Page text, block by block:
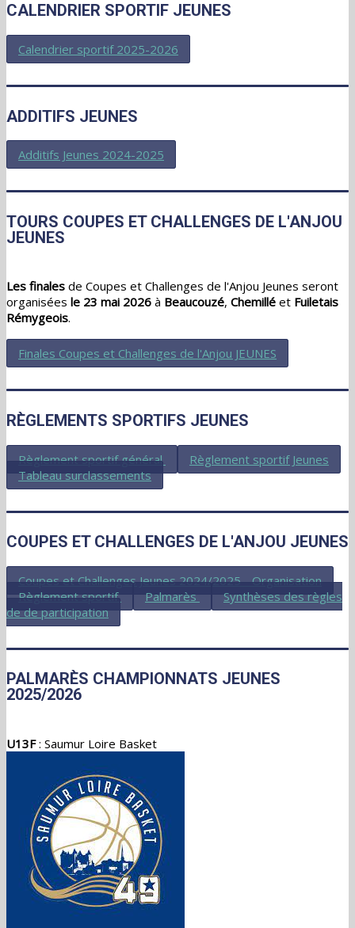
CALENDRIER SPORTIF JEUNES
Calendrier sportif 2025-2026
ADDITIFS JEUNES
Additifs Jeunes 2024-2025
TOURS COUPES ET CHALLENGES DE L'ANJOU
JEUNES
Les finales de Coupes et Challenges de l'Anjou Jeunes seront
organisées le 23 mai 2026 à Beaucouzé, Chemillé et Fuiletais
Rémygeois.
Finales Coupes et Challenges de l'Anjou JEUNES
RÈGLEMENTS SPORTIFS JEUNES
Règlement sportif général
Règlement sportif Jeunes
Tableau surclassements
COUPES ET CHALLENGES DE L'ANJOU JEUNES
Coupes et Challenges Jeunes 2024/2025 - Organisation
Règlement sportif
Palmarès
Synthèses des règles
de de participation
PALMARÈS CHAMPIONNATS JEUNES
2025/2026
U13F: Saumur Loire Basket